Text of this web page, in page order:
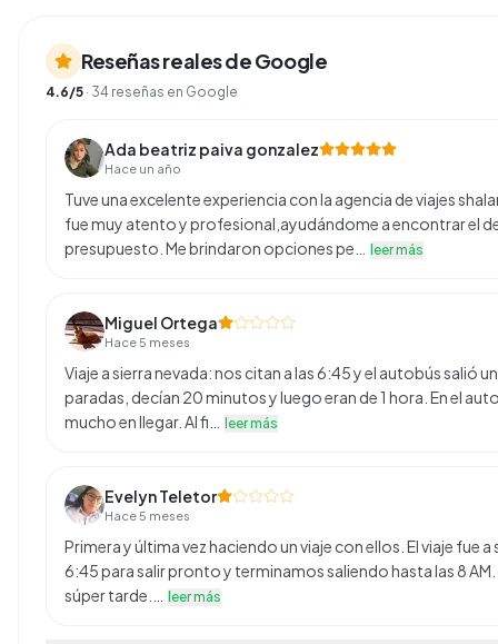
Reseñas reales de Google
4.6/5 · 34 reseñas en Google
Ada beatriz paiva gonzalez
Hace un año
Tuve una excelente experiencia con la agencia de viajes
fue muy atento y profesional,ayudándome a encontrar el
presupuesto. Me brindaron opciones pe…
leer más
Miguel Ortega
Hace 5 meses
Viaje a sierra nevada: nos citan a las 6:45 y el autobús salió
paradas, decían 20 minutos y luego eran de 1 hora. En el
mucho en llegar. Al fi…
leer más
Evelyn Teletor
Hace 5 meses
Primera y última vez haciendo un viaje con ellos. El viaje fue
6:45 para salir pronto y terminamos saliendo hasta las 8
súper tarde.…
leer más